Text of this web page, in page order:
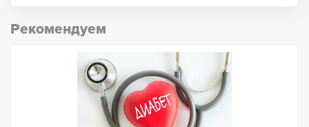
Рекомендуем